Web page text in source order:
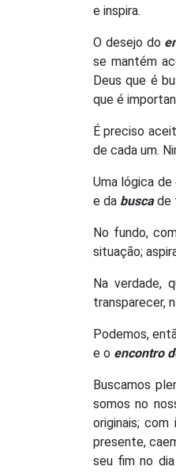
e inspira.
O desejo do
se mantém
Deus que é
que é
É preciso
de cada um.
Uma lógica
e da buscade
No fundo,
situação;
Na verdade,
transparecer,
Podemos,
e o encontro
Buscamos
somos no
originais;
presente,
seu fim no